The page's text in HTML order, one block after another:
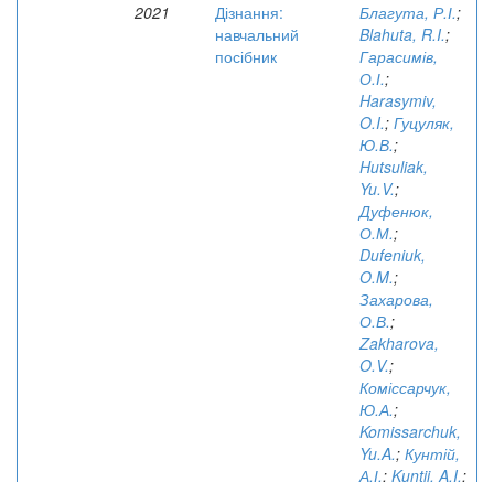
2021
Дізнання:
навчальний
посібник
Благута, Р.І.;
Blahuta, R.I.;
Гарасимів,
О.І.;
Harasymiv,
O.I.; Гуцуляк,
Ю.В.;
Hutsuliak,
Yu.V.;
Дуфенюк,
О.М.;
Dufeniuk,
O.M.;
Захарова,
О.В.;
Zakharova,
O.V.;
Коміссарчук,
Ю.А.;
Komissarchuk,
Yu.A.; Кунтій,
А.І.; Kuntii, A.I.;